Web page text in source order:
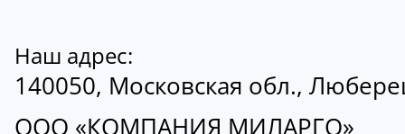
Наш адрес:
140050, Московская обл.,
ООО «КОМПАНИЯ МИЛАРГО»